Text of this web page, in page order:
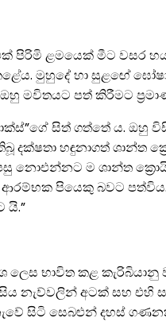
පිරිමි ළමයෙක් මීට වසර
මුහුදේ හා සුළඟේ
මවිතයට පත් කිරීමට
සිත් ගත්තේ ය. ඔහු
දක්ෂතා හඳුනාගත්
නොඑන්නට ම ශාන්ත
පියෙකු බවට
යි.”
භාවිත කළ
නැව්වලින් අටක් සහ
නැවේ සිටි සෙබළුන් දහස්